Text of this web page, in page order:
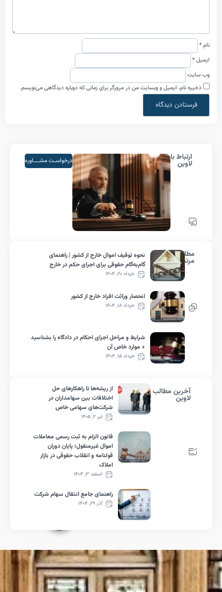
ایمیل و وبسایت من در مرورگر برای زمانی که دوباره دیدگاهی می‌نویسم.
درخواسـت مشــــاوره
نحوه توقیف اموال خارج از کشور | راهنمای
گام‌به‌گام حقوقی برای اجرای حکم در خارج
خرداد ۲۰, ۱۴۰۴
انحصار وراثت افراد خارج از کشور
خرداد ۱۸, ۱۴۰۴
شرایط و مراحل اجرای احکام در دادگاه را بشناسید
+ موارد خاص آن
خرداد ۱۵, ۱۴۰۴
مطالب
از ریشه‌ها تا راهکارهای حل
اختلافات بین سهامداران در
شرکت‌های سهامی خاص
تیر ۲, ۱۴۰۵
قانون الزام به ثبت رسمی معاملات
اموال غیرمنقول؛ پایان دوران
قولنامه و انقلاب حقوقی در بازار
املاک
راهنمای جامع انتقال سهام شرکت
آذر ۲۹, ۱۴۰۴